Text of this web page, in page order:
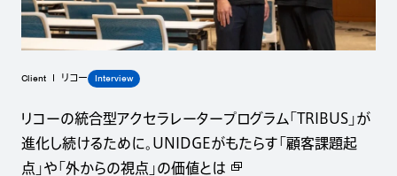
Client リコー Interview
リコーの統合型アクセラレータープログラム「TRIBUS」が
進化し続けるために。UNIDGEがもたらす「顧客課題起
点」や「外からの視点」の価値とは